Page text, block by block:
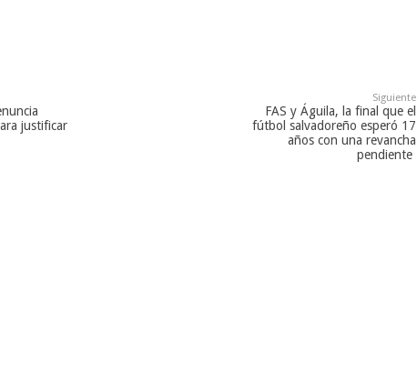
justificar
Siguiente
FAS y Águila, la final que el
fútbol salvadoreño esperó 17
años con una revancha
pendiente